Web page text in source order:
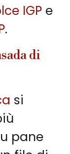
IGP e
.
di
si
pane